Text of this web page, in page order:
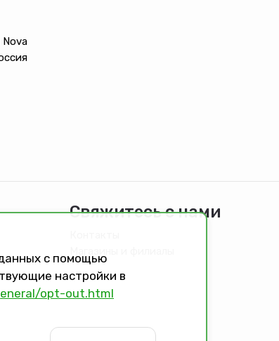
Nova
Свяжитесь с нами
с помощью
настройки в
opt-out.html